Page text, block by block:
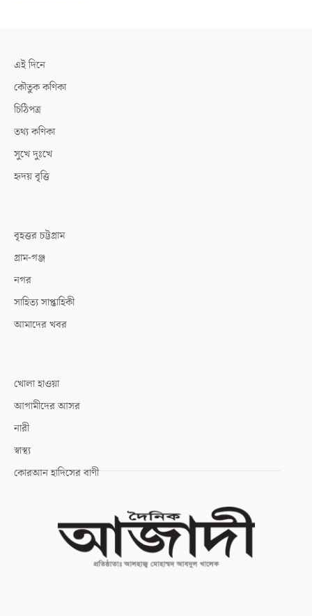
এই দিনে
কৌতুক কণিকা
চিঠিপত্র
তথ্য কণিকা
সুখে দুঃখে
হৃদয় বৃত্তি
বৃহত্তর চট্টগ্রাম
গ্রাম-গঞ্জ
নগর
সাহিত্য সাপ্তাহিকী
আমাদের খবর
খোলা হাওয়া
আগামীদের আসর
নারী
স্বাস্থ্য
কোরআন হাদিসের বাণী